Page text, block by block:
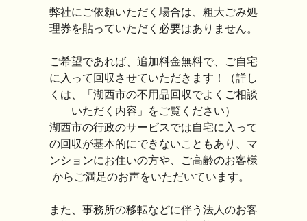
弊社にご依頼いただく場合は、粗大ごみ処
理券を貼っていただく必要はありません。
ご希望であれば、追加料金無料で、ご自宅
に入って回収させていただきます！（詳し
くは、「湖西市の不用品回収でよくご相談
いただく内容」をご覧ください）
湖西市の行政のサービスでは自宅に入って
の回収が基本的にできないこともあり、マ
ンションにお住いの方や、ご高齢のお客様
からご満足のお声をいただいています。
また、事務所の移転などに伴う法人のお客